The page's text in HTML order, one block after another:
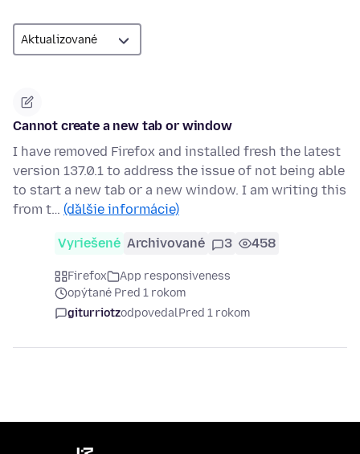
Cannot create a new tab or window
I have removed Firefox and installed fresh the latest
version 137.0.1 to address the issue of not being able
to start a new tab or a new window. I am writing this
from t… (ďalšie informácie)
Vyriešené Archivované 3 458
Firefox
App responsiveness
opýtané Pred 1 rokom
giturriotzodpovedalPred 1 rokom